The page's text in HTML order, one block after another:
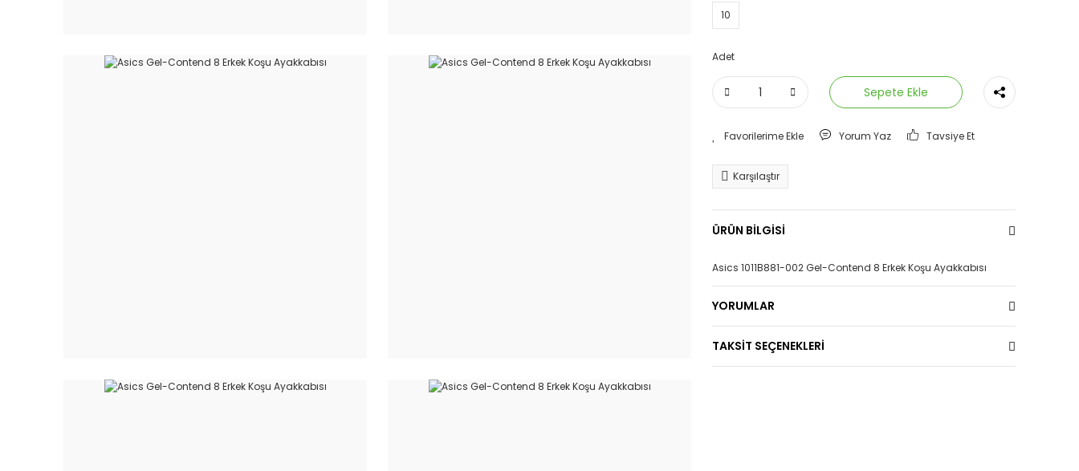
10
Adet
Sepete Ekle
Yorum Yaz Tavsiye Et
Karşılaştır
ÜRÜN BİLGİSİ
Asics 1011B881-002 Gel-Contend 8 Erkek Koşu Ayakkabısı
YORUMLAR
TAKSİT SEÇENEKLERİ